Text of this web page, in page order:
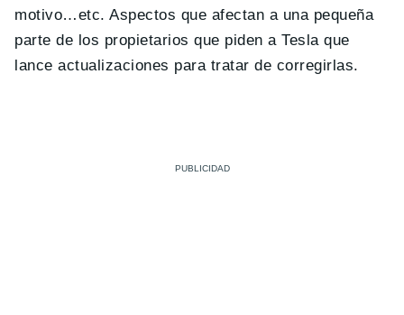
motivo…etc. Aspectos que afectan a una pequeña
parte de los propietarios que piden a Tesla que
lance actualizaciones para tratar de corregirlas.